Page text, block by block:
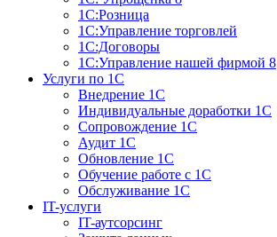
1С:Розница
1С:Управление торговлей
1С:Договоры
1С:Управление нашей фирмой 8
Услуги по 1С
Внедрение 1С
Индивидуальные доработки 1С
Сопровождение 1С
Аудит 1С
Обновление 1С
Обучение работе с 1С
Обслуживание 1С
IT-услуги
IT-аутсорсинг